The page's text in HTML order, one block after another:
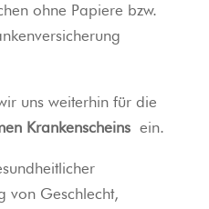
ohne Papiere bzw.
uns weiterhin für die
Krankenscheinsein.
von Geschlecht,